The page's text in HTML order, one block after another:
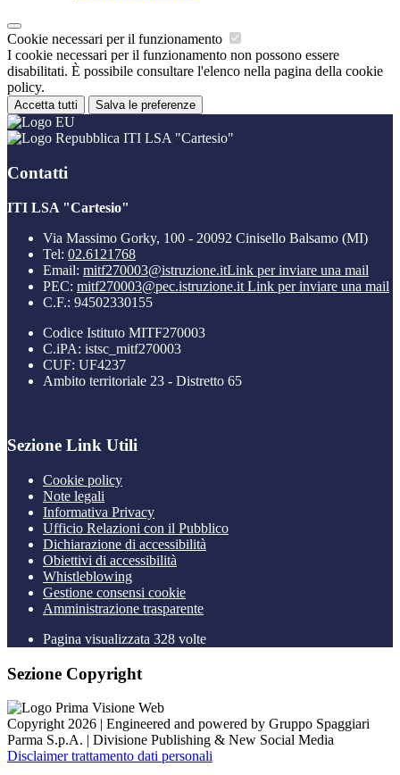
Cookie necessari per il funzionamento
I cookie necessari per il funzionamento non possono essere
disabilitati. È possibile consultare l'elenco nella pagina della cookie
policy.
Accetta tutti Salva le preferenze
ITI LSA "Cartesio"
Contatti
ITI LSA "Cartesio"
Via Massimo Gorky, 100 - 20092 Cinisello Balsamo (MI)
Tel: 02.6121768
Email: mitf270003@istruzione.itLink per inviare una mail
PEC: mitf270003@pec.istruzione.it Link per inviare una mail
C.F.: 94502330155
Codice Istituto MITF270003
C.iPA: istsc_mitf270003
CUF: UF4237
Ambito territoriale 23 - Distretto 65
Sezione Link Utili
Cookie policy
Note legali
Informativa Privacy
Ufficio Relazioni con il Pubblico
Dichiarazione di accessibilità
Obiettivi di accessibilità
Whistleblowing
Gestione consensi cookie
Amministrazione trasparente
Pagina visualizzata 328 volte
Sezione Copyright
Copyright 2026 | Engineered and powered by Gruppo Spaggiari
Parma S.p.A. | Divisione Publishing & New Social Media
Disclaimer trattamento dati personali